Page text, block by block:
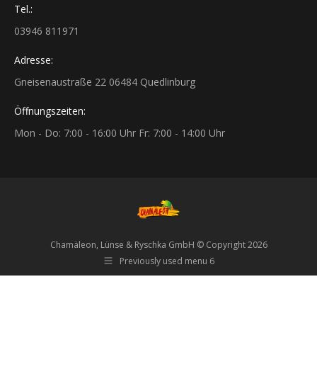
Tel.:
03946 811971
Adresse:
Gneisenaustraße 22 06484 Quedlinburg
Öffnungszeiten:
Mon - Do: 7:00 - 16:00 Uhr Fr: 7:00 - 14:00 Uhr
Chamäleon, Lünse & Ryschka GmbH © Copyright 2026
Previously used menu 6